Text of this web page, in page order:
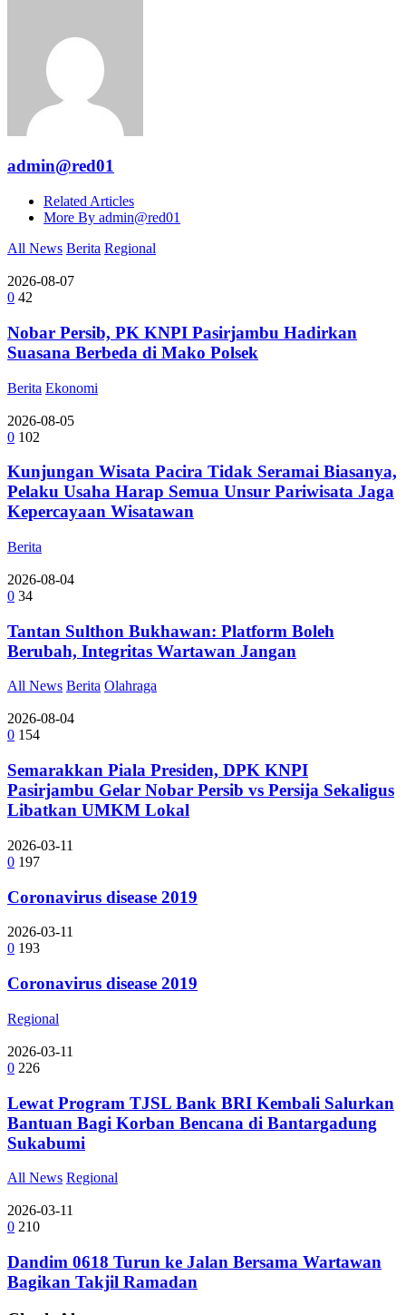
admin@red01
Related Articles
More By admin@red01
All News Berita Regional
2026-08-07
0 42
Nobar Persib, PK KNPI Pasirjambu Hadirkan
Suasana Berbeda di Mako Polsek
Berita Ekonomi
2026-08-05
0 102
Kunjungan Wisata Pacira Tidak Seramai Biasanya,
Pelaku Usaha Harap Semua Unsur Pariwisata Jaga
Kepercayaan Wisatawan
Berita
2026-08-04
0 34
Tantan Sulthon Bukhawan: Platform Boleh
Berubah, Integritas Wartawan Jangan
All News Berita Olahraga
2026-08-04
0 154
Semarakkan Piala Presiden, DPK KNPI
Pasirjambu Gelar Nobar Persib vs Persija Sekaligus
Libatkan UMKM Lokal
2026-03-11
0 197
Coronavirus disease 2019
2026-03-11
0 193
Coronavirus disease 2019
Regional
2026-03-11
0 226
Lewat Program TJSL Bank BRI Kembali Salurkan
Bantuan Bagi Korban Bencana di Bantargadung
Sukabumi
All News Regional
2026-03-11
0 210
Dandim 0618 Turun ke Jalan Bersama Wartawan
Bagikan Takjil Ramadan